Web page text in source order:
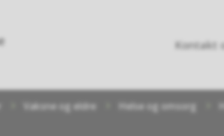
Aukra
Kontakt
Vaksne og eldre Helse og omsorg